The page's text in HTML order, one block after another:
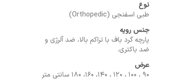
نوع
طبی اسفنجی (Orthopedic)
جنس رویه
پارچه گرد باف با تراکم بالا، ضد آلرژی و
ضد باکتری.
عرض
90 ، 100 ، 120 ، 140، 160، 180 سانتی متر